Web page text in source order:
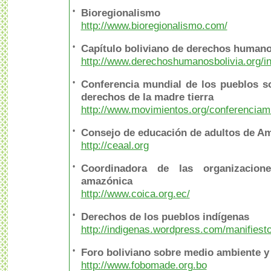
•
Bioregionalismo
http://www.bioregionalismo.com/
•
Capítulo boliviano de derechos
http://www.derechoshumanosbolivia.org/
•
Conferencia mundial de los pueblos
derechos de la madre tierra
http://www.movimientos.org/
•
Consejo de educación de adultos de
http://ceaal.org
•
Coordinadora de las
amazónica
http://www.coica.org.ec/
•
Derechos de los pueblos indígenas
http://indigenas.wordpress.com/
•
Foro boliviano sobre medio ambiente
http://www.fobomade.org.bo